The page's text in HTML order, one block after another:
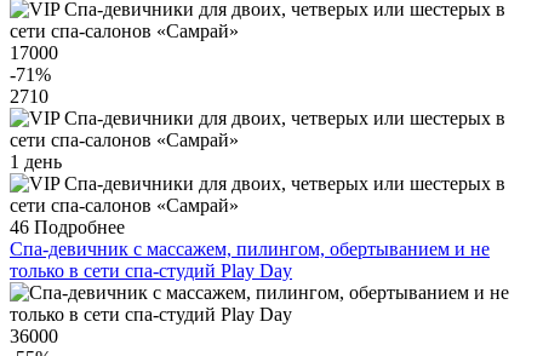
17000
-71%
2710
1 день
46 Подробнее
Спа-девичник c массажем, пилингом, обертыванием и не
только в сети спа-студий Play Day
36000